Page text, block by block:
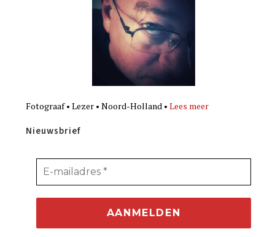
Fotograaf • Lezer • Noord-Holland •Lees meer
Nieuwsbrief